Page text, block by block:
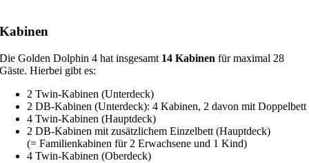
Kabinen
Die Golden Dolphin 4 hat insgesamt 14 Kabinen für maximal 28
Gäste. Hierbei gibt es:
2 Twin-Kabinen (Unterdeck)
2 DB-Kabinen (Unterdeck): 4 Kabinen, 2 davon mit Doppelbett
4 Twin-Kabinen (Hauptdeck)
2 DB-Kabinen mit zusätzlichem Einzelbett (Hauptdeck)
(= Familienkabinen für 2 Erwachsene und 1 Kind)
4 Twin-Kabinen (Oberdeck)